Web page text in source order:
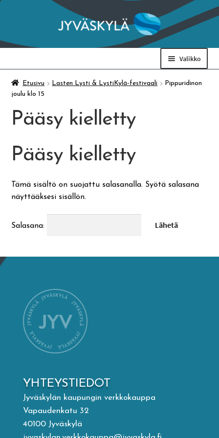
Siirry
navigointiin
Siirry
sisältöön
Valikko
Taidemuseo & Ratamo
Suomen käsityön museo
Ateria- ja välipalamaksut
Kirjasto
Visit Jyvaskyla Region
Valon Kaupunki
Lasten Lysti & LystiKylä-festivaali
Ohje
Etusivu Lasten Lysti & LystiKylä-festivaali
Pippuridinon
joulu klo 15
Pääsy kielletty
Pääsy kielletty
Tämä sisältö on suojattu salasanalla. Syötä salasana
näyttääksesi sisällön.
Salasana:
YHTEYSTIEDOT
Jyväskylän kaupungin verkkokauppa
Vapaudenkatu 32
40100 Jyväskylä